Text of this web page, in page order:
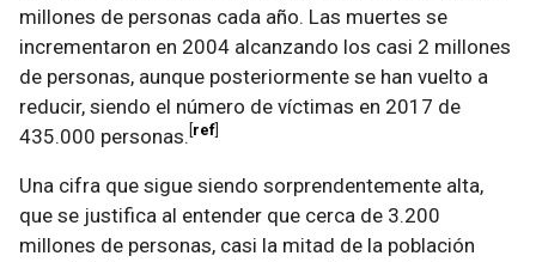
millones de personas cada año. Las muertes se
incrementaron en 2004 alcanzando los casi 2 millones
de personas, aunque posteriormente se han vuelto a
reducir, siendo el número de víctimas en 2017 de
435.000 personas. ref
Una cifra que sigue siendo sorprendentemente alta,
que se justifica al entender que cerca de 3.200
millones de personas, casi la mitad de la población